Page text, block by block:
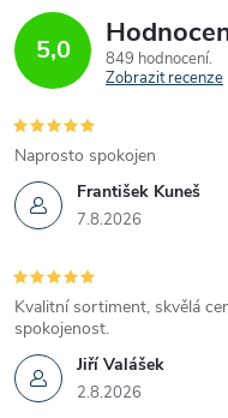
k
y
v
ý
p
i
s
u
5,0
849 hodnocení
Zobrazit recenze
František Kuneš
7.8.2026
Naprosto spokojen
Jiří Valášek
2.8.2026
Kvalitní sortiment, skvělá
spokojenost.